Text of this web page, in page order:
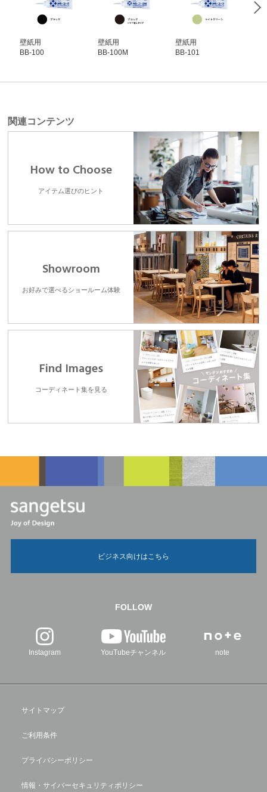
壁紙用
BB-100
壁紙用
BB-100M
壁紙用
BB-101
関連コンテンツ
How to Choose
アイテム選びのヒント
Showroom
お好みで選べるショールーム体験
Find Images
コーディネート集を見る
ビジネス向けはこちら
FOLLOW
Instagram YouTubeチャンネル note
サイトマップ
ご利用条件
プライバシーポリシー
情報・サイバーセキュリティポリシー